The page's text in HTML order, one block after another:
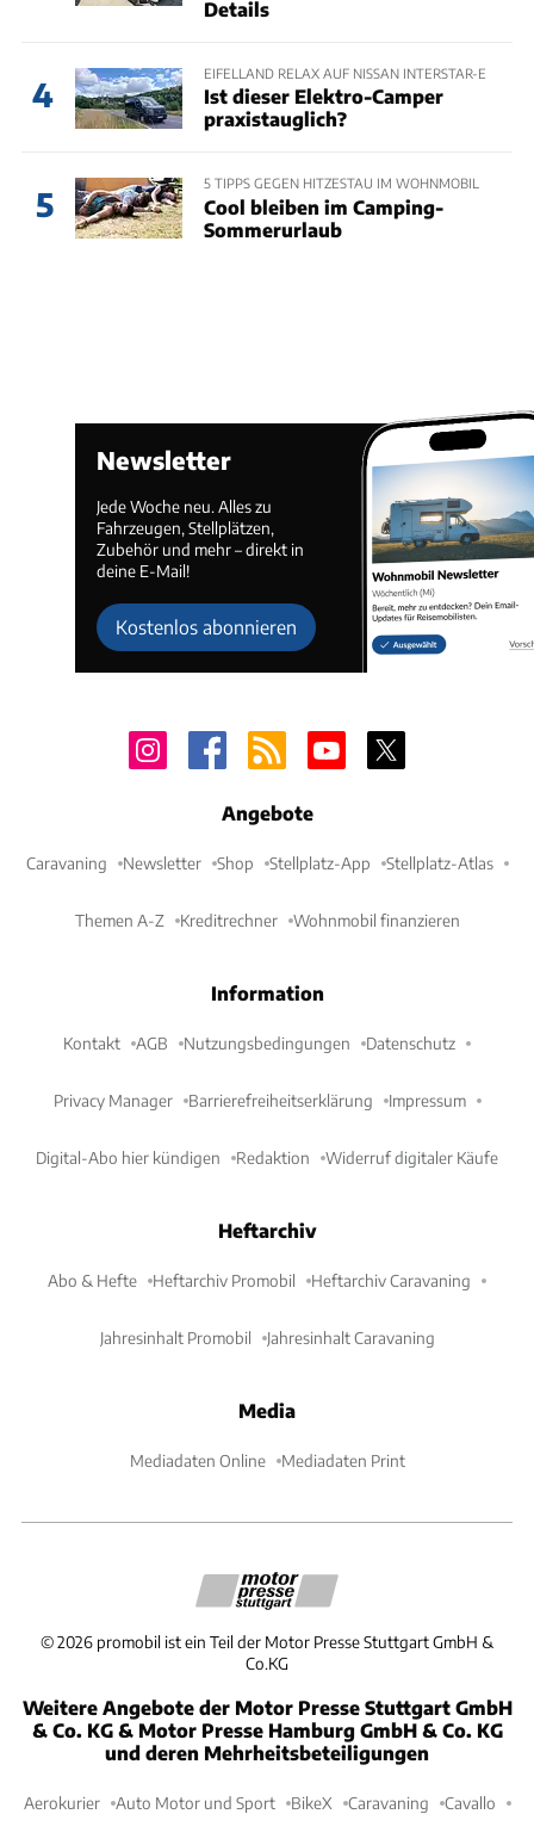
Details
4
EIFELLAND RELAX AUF NISSAN INTERSTAR-E
Ist dieser Elektro-Camper
praxistauglich?
5
5 TIPPS GEGEN HITZESTAU IM WOHNMOBIL
Cool bleiben im Camping-
Sommerurlaub
Newsletter
Jede Woche neu. Alles zu
Fahrzeugen, Stellplätzen,
Zubehör und mehr – direkt in
deine E-Mail!
Kostenlos abonnieren
Angebote
Caravaning Newsletter Shop Stellplatz-App Stellplatz-Atlas
Themen A-Z Kreditrechner Wohnmobil finanzieren
Information
Kontakt AGB Nutzungsbedingungen Datenschutz
Privacy Manager Barrierefreiheitserklärung Impressum
Digital-Abo hier kündigen Redaktion Widerruf digitaler Käufe
Heftarchiv
Abo & Hefte Heftarchiv Promobil Heftarchiv Caravaning
Jahresinhalt Promobil Jahresinhalt Caravaning
Media
Mediadaten Online Mediadaten Print
©2026 promobil ist ein Teil der Motor Presse Stuttgart GmbH &
Co.KG
Weitere Angebote der Motor Presse Stuttgart GmbH
& Co. KG & Motor Presse Hamburg GmbH & Co. KG
und deren Mehrheitsbeteiligungen
Aerokurier Auto Motor und Sport BikeX Caravaning Cavallo